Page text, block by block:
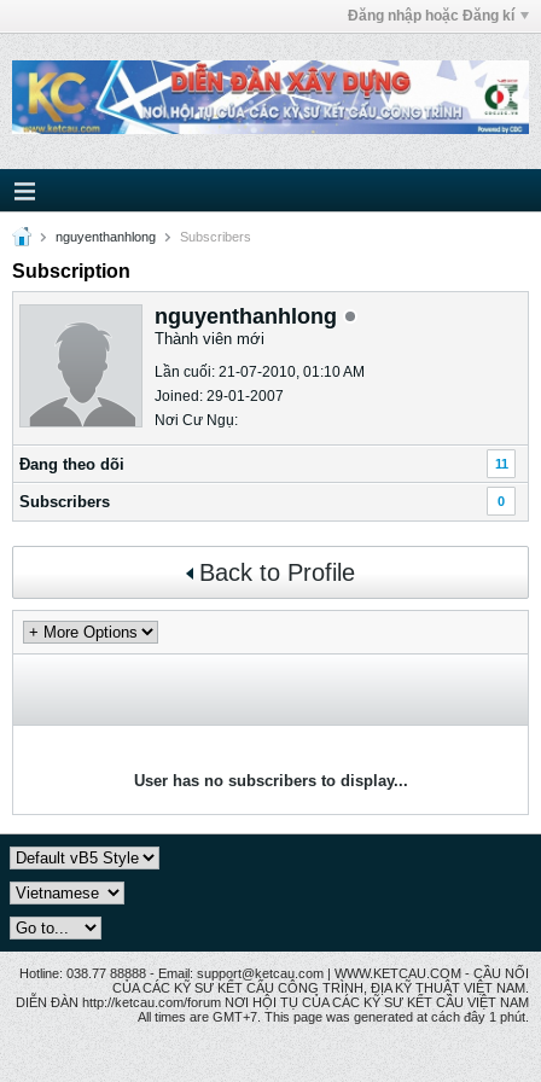
Đăng nhập hoặc Đăng kí
nguyenthanhlong Subscribers
Subscription
nguyenthanhlong
Thành viên mới
Lần cuối: 21-07-2010, 01:10 AM
Joined: 29-01-2007
Nơi Cư Ngụ:
Ðang theo dõi 11
Subscribers 0
Back to Profile
User has no subscribers to display...
Hotline: 038.77 88888 - Email: support@ketcau.com | WWW.KETCAU.COM - CẦU NỐI
CỦA CÁC KỸ SƯ KẾT CẤU CÔNG TRÌNH, ĐỊA KỸ THUẬT VIỆT NAM.
DIỄN ĐÀN http://ketcau.com/forum NƠI HỘI TỤ CỦA CÁC KỸ SƯ KẾT CÂU VIỆT NAM
All times are GMT+7. This page was generated at cách đây 1 phút.